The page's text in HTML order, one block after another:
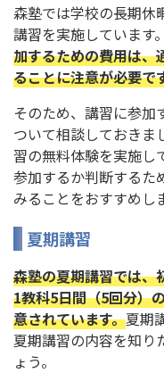
森塾では学校の長期休
講習を実施しています。
加するための費用は、
ることに注意が必要で
そのため、講習に参加
ついて相談しておきま
習の無料体験を実施し
参加するか判断するた
みることをおすすめし
夏期講習
森塾の夏期講習では、
1教科5日間（5回分）
意されています。夏期
夏期講習の内容を知り
ょう。